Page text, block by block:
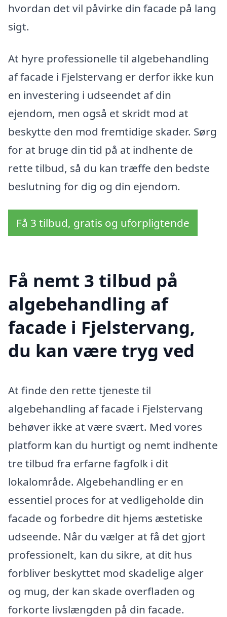
hvordan det vil påvirke din facade på lang
sigt.
At hyre professionelle til algebehandling
af facade i Fjelstervang er derfor ikke kun
en investering i udseendet af din
ejendom, men også et skridt mod at
beskytte den mod fremtidige skader. Sørg
for at bruge din tid på at indhente de
rette tilbud, så du kan træffe den bedste
beslutning for dig og din ejendom.
Få 3 tilbud, gratis og uforpligtende
Få nemt 3 tilbud på
algebehandling af
facade i Fjelstervang,
du kan være tryg ved
At finde den rette tjeneste til
algebehandling af facade i Fjelstervang
behøver ikke at være svært. Med vores
platform kan du hurtigt og nemt indhente
tre tilbud fra erfarne fagfolk i dit
lokalområde. Algebehandling er en
essentiel proces for at vedligeholde din
facade og forbedre dit hjems æstetiske
udseende. Når du vælger at få det gjort
professionelt, kan du sikre, at dit hus
forbliver beskyttet mod skadelige alger
og mug, der kan skade overfladen og
forkorte livslængden på din facade.